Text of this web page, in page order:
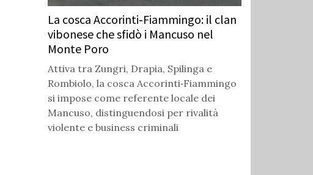
La cosca Accorinti‑Fiammingo: il clan
vibonese che sfidò i Mancuso nel
Monte Poro
Attiva tra Zungri, Drapia, Spilinga e
Rombiolo, la cosca Accorinti‑Fiammingo
si impose come referente locale dei
Mancuso, distinguendosi per rivalità
violente e business criminali